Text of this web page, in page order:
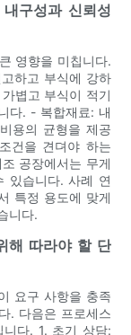
구성과 신뢰성
영향을 미칩니다.
하고 부식에 강하
볍고 부식이 적기
다. - 복합재료: 내
용의 균형을 제공
건을 견뎌야 하는
공장에서는 무게
있습니다. 사례 연
특정 용도에 맞게
니다.
해 따라야 할 단
요구 사항을 충족
. 다음은 프로세스
다. 1. 초기 상담: